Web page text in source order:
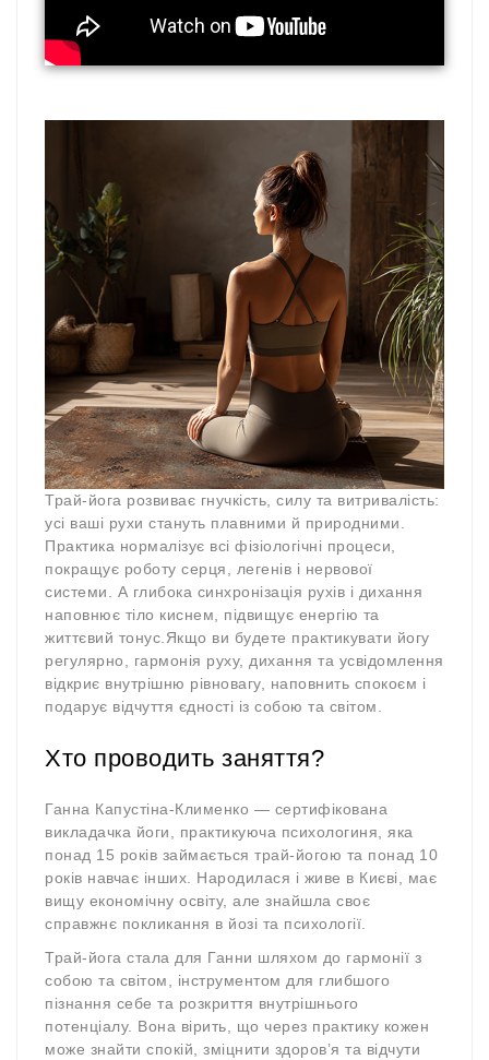
Трай-йога розвиває гнучкість, силу та витривалість:
усі ваші рухи стануть плавними й природними.
Практика нормалізує всі фізіологічні процеси,
покращує роботу серця, легенів і нервової
системи. А глибока синхронізація рухів і дихання
наповнює тіло киснем, підвищує енергію та
життєвий тонус.Якщо ви будете практикувати йогу
регулярно, гармонія руху, дихання та усвідомлення
відкриє внутрішню рівновагу, наповнить спокоєм і
подарує відчуття єдності із собою та світом.
Хто проводить заняття?
Ганна Капустіна-Клименко — сертифікована
викладачка йоги, практикуюча психологиня, яка
понад 15 років займається трай-йогою та понад 10
років навчає інших. Народилася і живе в Києві, має
вищу економічну освіту, але знайшла своє
справжнє покликання в йозі та психології.
Трай-йога стала для Ганни шляхом до гармонії з
собою та світом, інструментом для глибшого
пізнання себе та розкриття внутрішнього
потенціалу. Вона вірить, що через практику кожен
може знайти спокій, зміцнити здоров’я та відчути